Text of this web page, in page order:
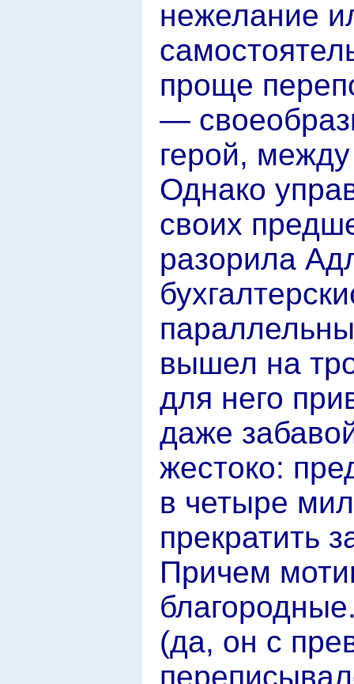
нежелание
проще
—
герой,
Однако
своих
разорила
вышел на
для него
даже
жестоко:
в четыре
прекратить
Причем
(да, он с